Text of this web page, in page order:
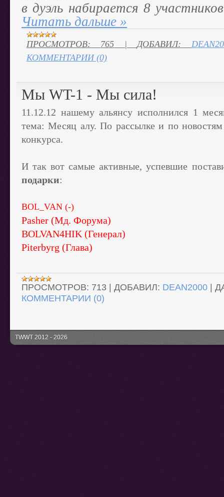
в дуэль набирается 8
Читать дальше »
ПРОСМОТРОВ: 765 |ДОБАВИЛ:
КОММЕНТАРИИ (0)
Мы WT-1 - Мы сила!
11.12.12 нашему альянсу исполнился 1
тема: Месяц алу. По рассылке и по
конкурса.
И так вот самые активные, успевшие
подарки:
BOL_VAN (-)
Pasher (Мд. Форума)
BOLVAN4HIK (Генерал)
Piterbyrg (Глава)
ПРОСМОТРОВ: 713 | ДОБАВИЛ: DEAN2000 |
КОММЕНТАРИИ (0)
TWWT 2012 - 2026